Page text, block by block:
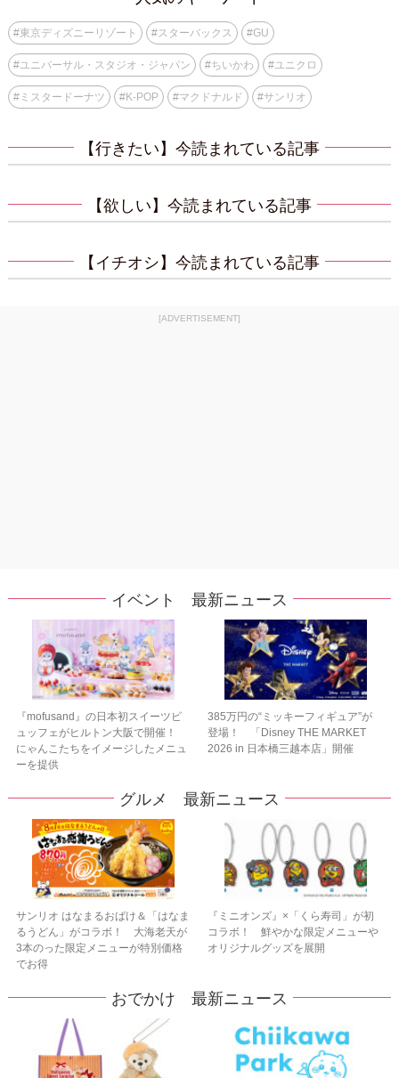
#東京ディズニーリゾート #スターバックス #GU
#ユニバーサル・スタジオ・ジャパン #ちいかわ #ユニクロ
#ミスタードーナツ #K-POP #マクドナルド #サンリオ
【行きたい】今読まれている記事
【欲しい】今読まれている記事
【イチオシ】今読まれている記事
[ADVERTISEMENT]
イベント 最新ニュース
『mofusand』の日本初スイーツビ
ュッフェがヒルトン大阪で開催！
にゃんこたちをイメージしたメニュ
ーを提供
385万円の“ミッキーフィギュア”が
登場！ 「Disney THE MARKET
2026 in 日本橋三越本店」開催
グルメ 最新ニュース
サンリオ はなまるおばけ＆「はなま
るうどん」がコラボ！ 大海老天が
3本のった限定メニューが特別価格
でお得
『ミニオンズ』×「くら寿司」が初
コラボ！ 鮮やかな限定メニューや
オリジナルグッズを展開
おでかけ 最新ニュース